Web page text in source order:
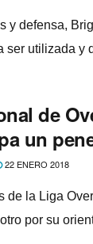
y defensa,
ser utilizada y
de
un
22 ENERO 2018
de la Liga
por su